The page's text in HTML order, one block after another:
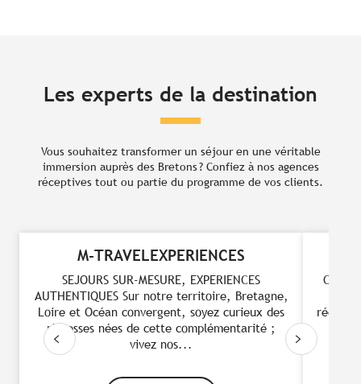
Les experts de la destination
Vous souhaitez transformer un séjour en une véritable
immersion auprès des Bretons ? Confiez à nos agences
réceptives tout ou partie du programme de vos clients.
M-TRAVELEXPERIENCES
SEJOURS SUR-MESURE, EXPERIENCES
AUTHENTIQUES Sur notre territoire, Bretagne,
Loire et Océan convergent, soyez curieux des
richesses nées de cette complémentarité ;
vivez nos...
Créée
réceptif